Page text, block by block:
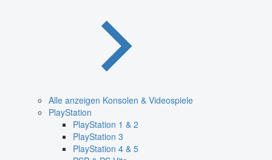
Alle anzeigen Konsolen & Videospiele
PlayStation
PlayStation 1 & 2
PlayStation 3
PlayStation 4 & 5